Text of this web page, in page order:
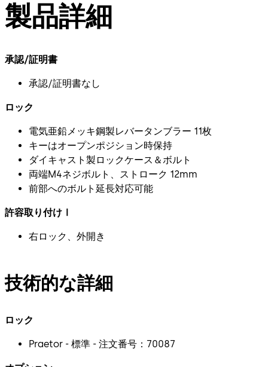
製品詳細
承認/証明書
承認/証明書なし
ロック
電気亜鉛メッキ鋼製レバータンブラー 11枚
キーはオープンポジション時保持
ダイキャスト製ロックケース＆ボルト
両端M4ネジボルト、ストローク 12mm
前部へのボルト延長対応可能
許容取り付けⅠ
右ロック、外開き
技術的な詳細
ロック
Praetor - 標準 - 注文番号：70087